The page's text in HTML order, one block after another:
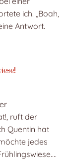
ich. „Boah,
Antwort.
ruft der
Quentin hat
jedes